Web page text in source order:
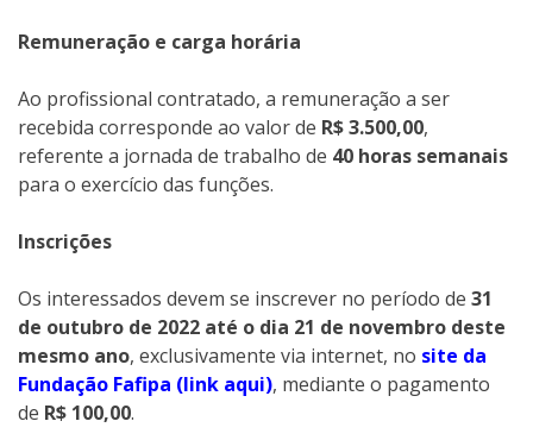
Remuneração e carga horária
Ao profissional contratado, a remuneração a ser
recebida corresponde ao valor de R$ 3.500,00,
referente a jornada de trabalho de 40 horas semanais
para o exercício das funções.
Inscrições
Os interessados devem se inscrever no período de 31
de outubro de 2022 até o dia 21 de novembro deste
mesmo ano, exclusivamente via internet, no site da
Fundação Fafipa (link aqui), mediante o pagamento
de R$ 100,00.